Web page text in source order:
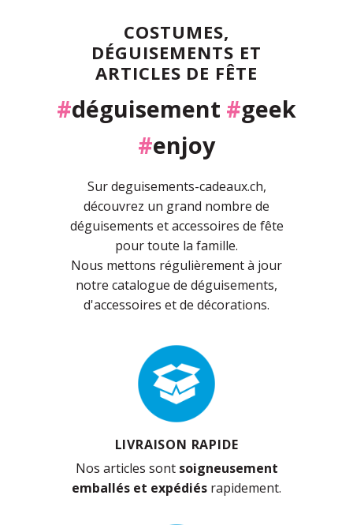
COSTUMES,
DÉGUISEMENTS ET
ARTICLES DE FÊTE
#déguisement #geek
#enjoy
Sur deguisements-cadeaux.ch,
découvrez un grand nombre de
déguisements et accessoires de fête
pour toute la famille.
Nous mettons régulièrement à jour
notre catalogue de déguisements,
d'accessoires et de décorations.
LIVRAISON RAPIDE
Nos articles sont soigneusement
emballés et expédiés rapidement.